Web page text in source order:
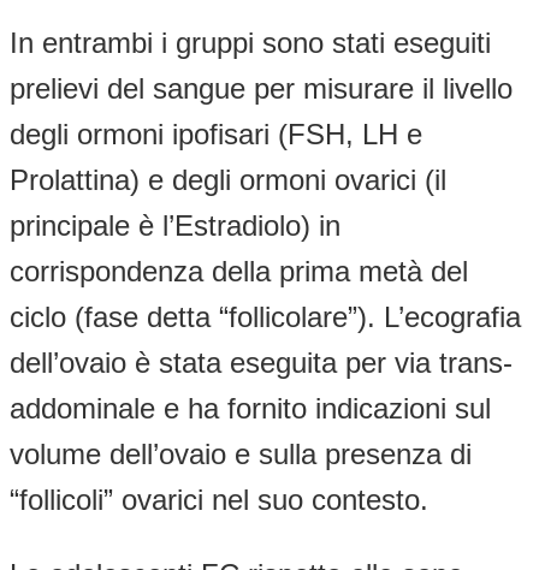
In entrambi i gruppi sono stati eseguiti
prelievi del sangue per misurare il livello
degli ormoni ipofisari (FSH, LH e
Prolattina) e degli ormoni ovarici (il
principale è l’Estradiolo) in
corrispondenza della prima metà del
ciclo (fase detta “follicolare”). L’ecografia
dell’ovaio è stata eseguita per via trans-
addominale e ha fornito indicazioni sul
volume dell’ovaio e sulla presenza di
“follicoli” ovarici nel suo contesto.